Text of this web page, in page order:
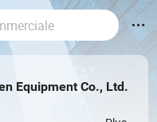
Equipment Co., Ltd.